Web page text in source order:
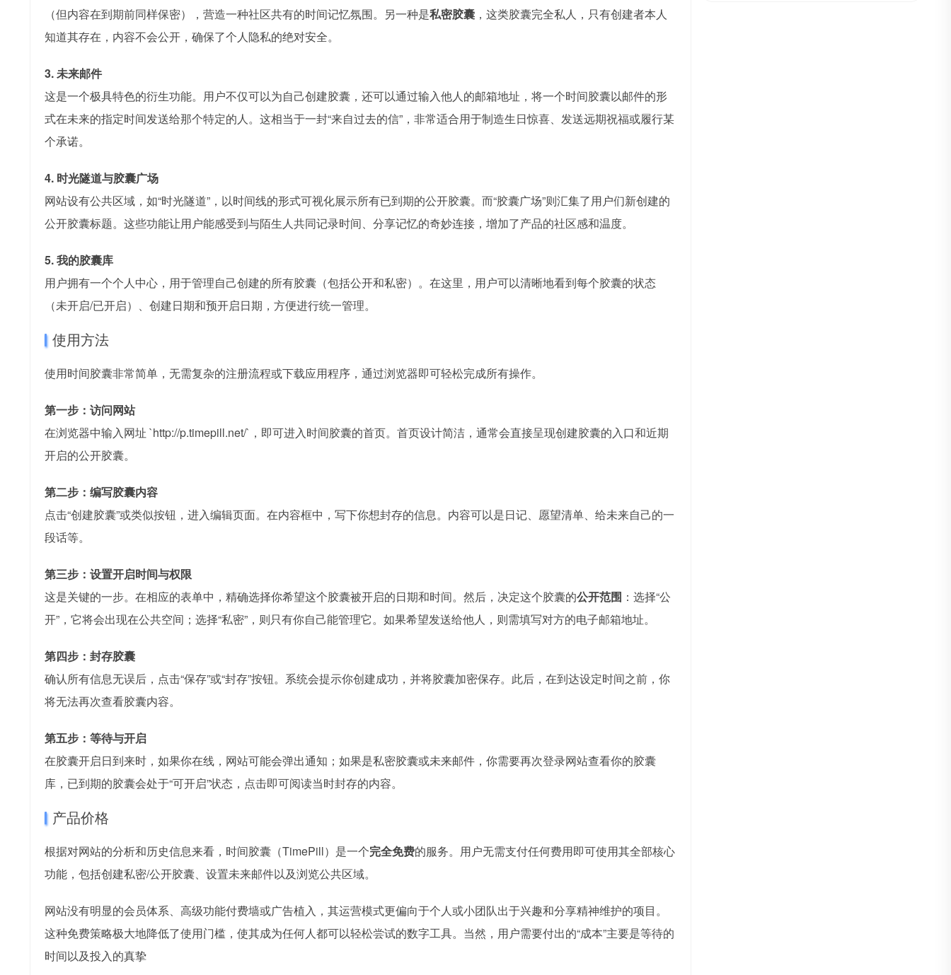
（但内容在到期前同样保密），营造一种社区共有的时间记忆氛围。另一种是私密胶囊 ，这类胶囊完全私人，只有创建者本人
知道其存在，内容不会公开，确保了个人隐私的绝对安全。
3. 未来邮件
这是一个极具特色的衍生功能。用户不仅可以为自己创建胶囊，还可以通过输入他人的邮箱地址，将一个时间胶囊以邮件的形
式在未来的指定时间发送给那个特定的人。这相当于一封“来自过去的信”，非常适合用于制造生日惊喜、发送远期祝福或履行某
个承诺。
4. 时光隧道与胶囊广场
网站设有公共区域，如“时光隧道”，以时间线的形式可视化展示所有已到期的公开胶囊。而“胶囊广场”则汇集了用户们新创建的
公开胶囊标题。这些功能让用户能感受到与陌生人共同记录时间、分享记忆的奇妙连接，增加了产品的社区感和温度。
5. 我的胶囊库
用户拥有一个个人中心，用于管理自己创建的所有胶囊（包括公开和私密）。在这里，用户可以清晰地看到每个胶囊的状态
（未开启/已开启）、创建日期和预开启日期，方便进行统一管理。
使用方法
使用时间胶囊非常简单，无需复杂的注册流程或下载应用程序，通过浏览器即可轻松完成所有操作。
第一步：访问网站
在浏览器中输入网址 `http://p.timepill.net/`，即可进入时间胶囊的首页。首页设计简洁，通常会直接呈现创建胶囊的入口和近期
开启的公开胶囊。
第二步：编写胶囊内容
点击“创建胶囊”或类似按钮，进入编辑页面。在内容框中，写下你想封存的信息。内容可以是日记、愿望清单、给未来自己的一
段话等。
第三步：设置开启时间与权限
这是关键的一步。在相应的表单中，精确选择你希望这个胶囊被开启的日期和时间。然后，决定这个胶囊的公开范围 ：选择“公
开”，它将会出现在公共空间；选择“私密”，则只有你自己能管理它。如果希望发送给他人，则需填写对方的电子邮箱地址。
第四步：封存胶囊
确认所有信息无误后，点击“保存”或“封存”按钮。系统会提示你创建成功，并将胶囊加密保存。此后，在到达设定时间之前，你
将无法再次查看胶囊内容。
第五步：等待与开启
在胶囊开启日到来时，如果你在线，网站可能会弹出通知；如果是私密胶囊或未来邮件，你需要再次登录网站查看你的胶囊
库，已到期的胶囊会处于“可开启”状态，点击即可阅读当时封存的内容。
产品价格
根据对网站的分析和历史信息来看，时间胶囊（TimePill）是一个完全免费的服务。用户无需支付任何费用即可使用其全部核心
功能，包括创建私密/公开胶囊、设置未来邮件以及浏览公共区域。
网站没有明显的会员体系、高级功能付费墙或广告植入，其运营模式更偏向于个人或小团队出于兴趣和分享精神维护的项目。
这种免费策略极大地降低了使用门槛，使其成为任何人都可以轻松尝试的数字工具。当然，用户需要付出的“成本”主要是等待的
时间以及投入的真挚